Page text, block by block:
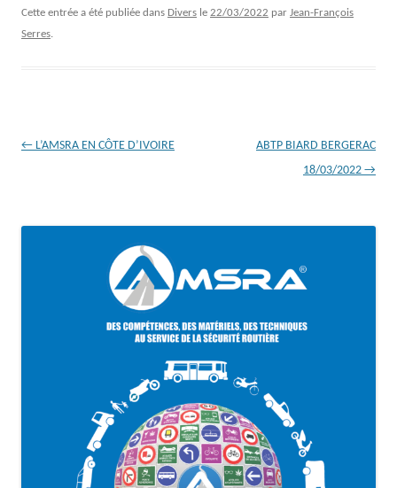
Cette entrée a été publiée dans Divers le 22/03/2022 par Jean-François
Serres.
Navigation
← L’AMSRA EN CÔTE D’IVOIRE
ABTP BIARD BERGERAC
18/03/2022 →